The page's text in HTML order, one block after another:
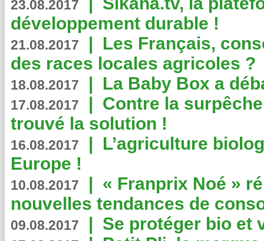
23.08.2017
développement durable !
21.08.2017 | Les Français,
des races locales agricoles ?
18.08.2017 | La Baby Box a
17.08.2017 | Contre la
trouvé la solution !
16.08.2017 | L’agriculture
Europe !
10.08.2017 | « Franprix Noé »
nouvelles tendances de
09.08.2017 | Se protéger bio et